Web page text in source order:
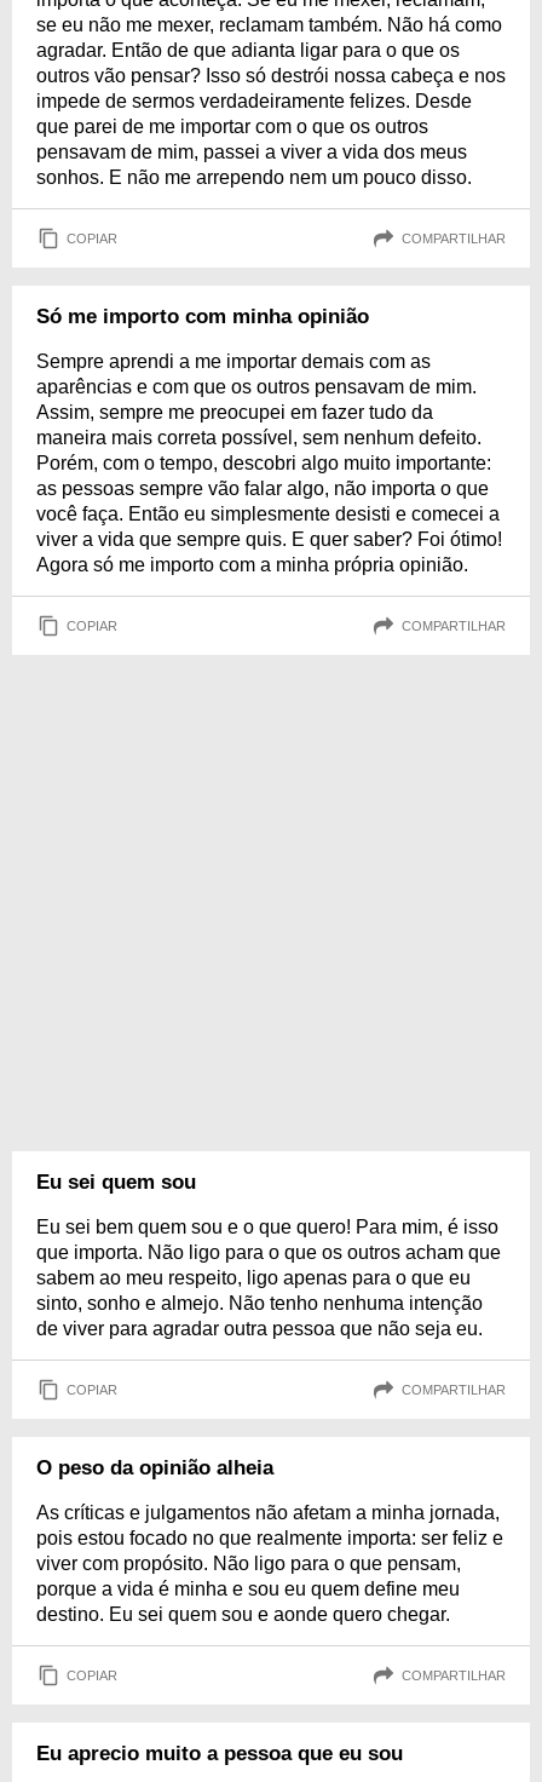
se eu não me mexer, reclamam também. Não há como
agradar. Então de que adianta ligar para o que os
outros vão pensar? Isso só destrói nossa cabeça e nos
impede de sermos verdadeiramente felizes. Desde
que parei de me importar com o que os outros
pensavam de mim, passei a viver a vida dos meus
sonhos. E não me arrependo nem um pouco disso.
COPIAR COMPARTILHAR
Só me importo com minha opinião
Sempre aprendi a me importar demais com as
aparências e com que os outros pensavam de mim.
Assim, sempre me preocupei em fazer tudo da
maneira mais correta possível, sem nenhum defeito.
Porém, com o tempo, descobri algo muito importante:
as pessoas sempre vão falar algo, não importa o que
você faça. Então eu simplesmente desisti e comecei a
viver a vida que sempre quis. E quer saber? Foi ótimo!
Agora só me importo com a minha própria opinião.
COPIAR COMPARTILHAR
Eu sei quem sou
Eu sei bem quem sou e o que quero! Para mim, é isso
que importa. Não ligo para o que os outros acham que
sabem ao meu respeito, ligo apenas para o que eu
sinto, sonho e almejo. Não tenho nenhuma intenção
de viver para agradar outra pessoa que não seja eu.
COPIAR COMPARTILHAR
O peso da opinião alheia
As críticas e julgamentos não afetam a minha jornada,
pois estou focado no que realmente importa: ser feliz e
viver com propósito. Não ligo para o que pensam,
porque a vida é minha e sou eu quem define meu
destino. Eu sei quem sou e aonde quero chegar.
COPIAR COMPARTILHAR
Eu aprecio muito a pessoa que eu sou